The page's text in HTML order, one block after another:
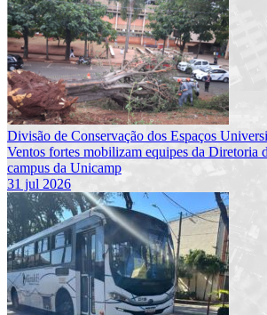
Divisão de Conservação dos Espaços
Ventos fortes mobilizam equipes da Diretoria
campus da Unicamp
31 jul 2026